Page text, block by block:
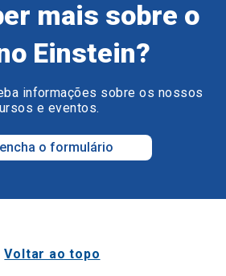
mais sobre o
Einstein?
informações sobre os nossos
e eventos.
o formulário
Voltar ao topo